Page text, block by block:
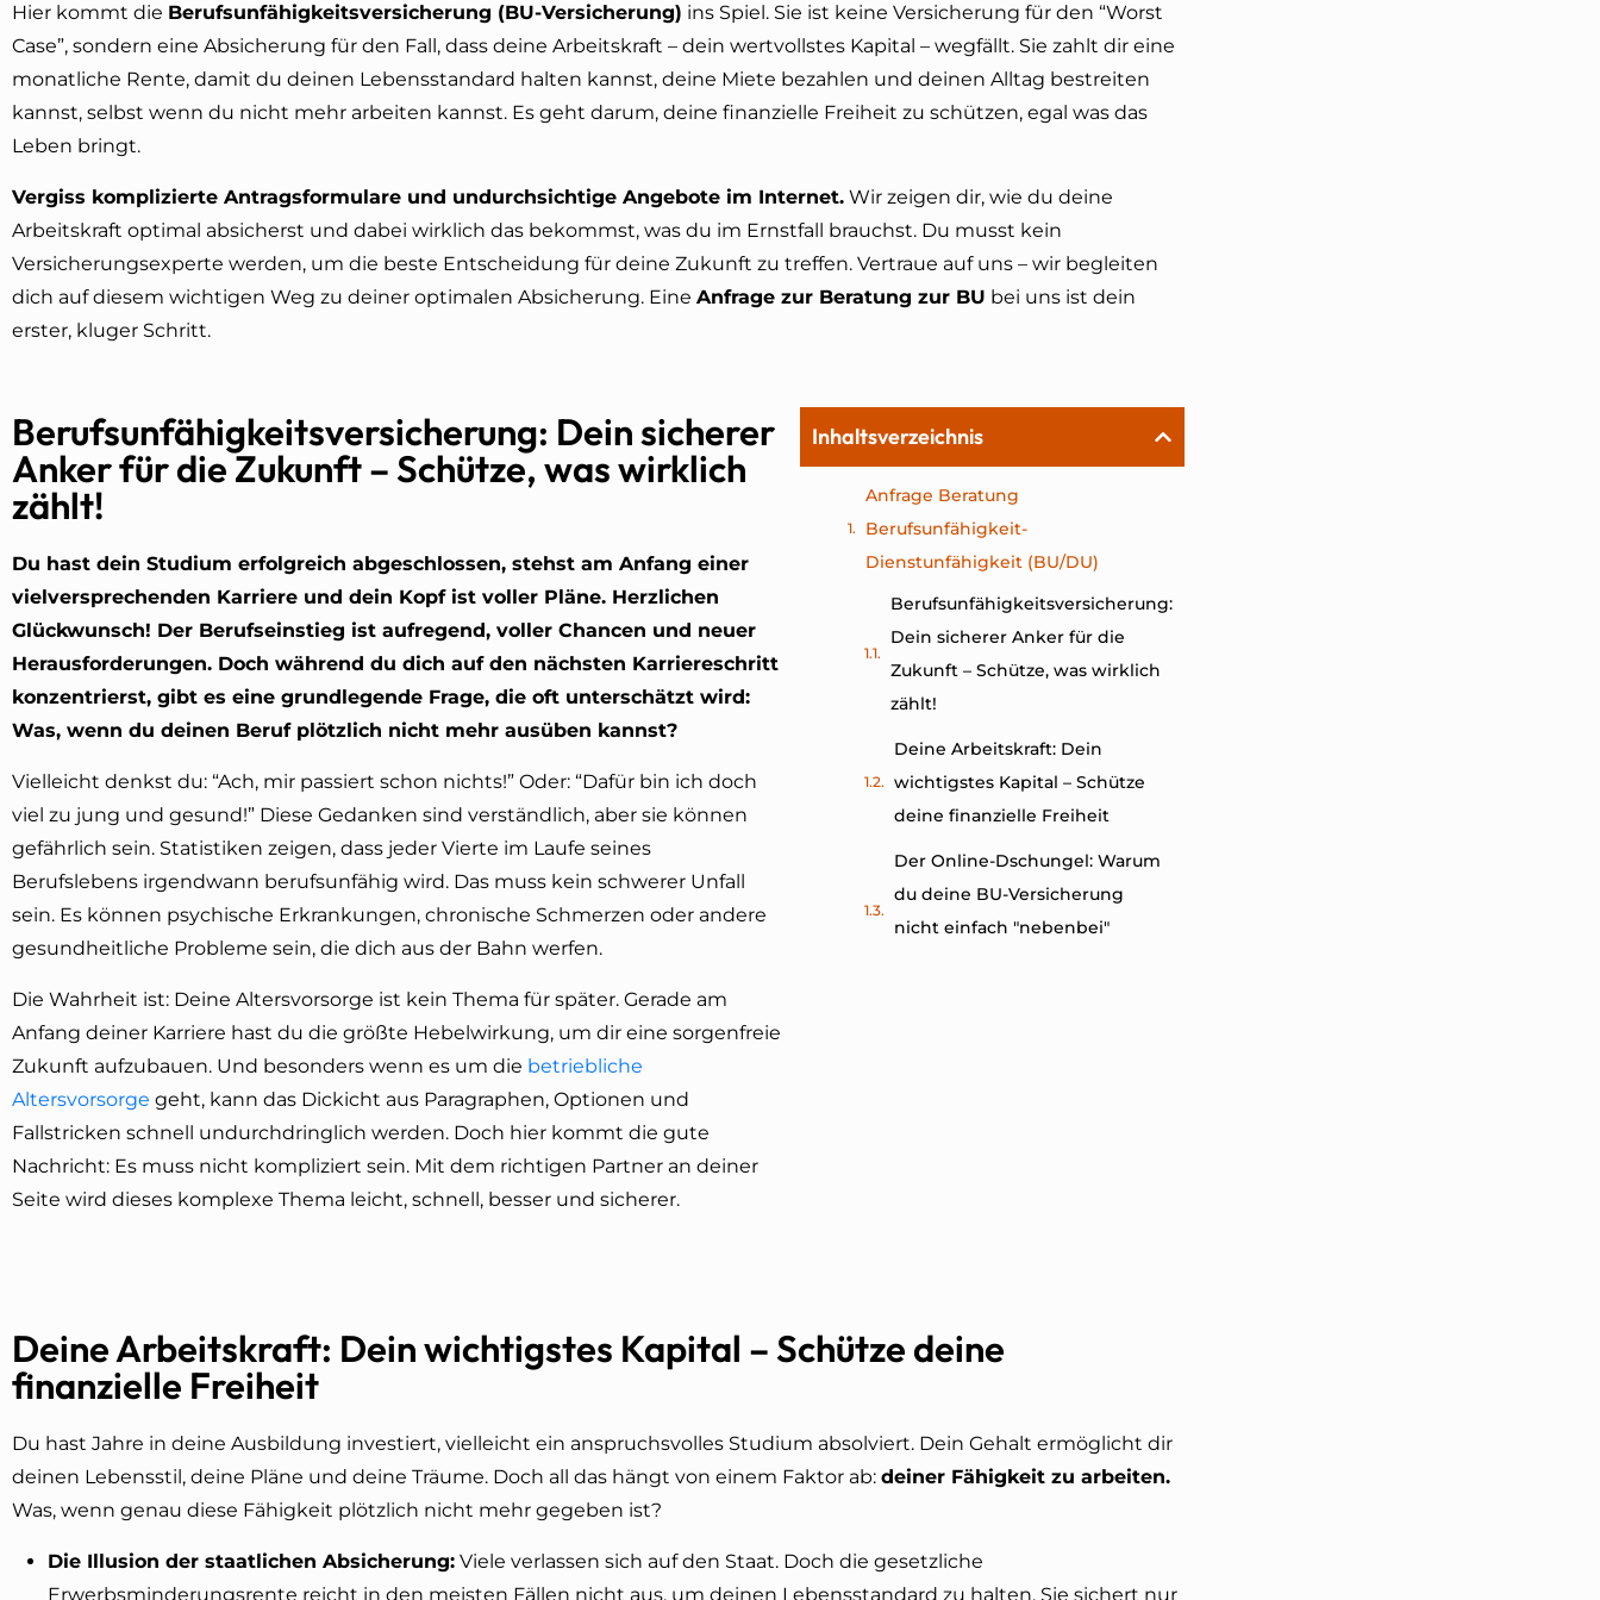
Hier kommt die Berufsunfähigkeitsversicherung (BU-Versicherung) ins Spiel. Sie ist keine Versicherung für den “Worst
Case”, sondern eine Absicherung für den Fall, dass deine Arbeitskraft – dein wertvollstes Kapital – wegfällt. Sie zahlt dir eine
monatliche Rente, damit du deinen Lebensstandard halten kannst, deine Miete bezahlen und deinen Alltag bestreiten
kannst, selbst wenn du nicht mehr arbeiten kannst. Es geht darum, deine finanzielle Freiheit zu schützen, egal was das
Leben bringt.
Vergiss komplizierte Antragsformulare und undurchsichtige Angebote im Internet. Wir zeigen dir, wie du deine
Arbeitskraft optimal absicherst und dabei wirklich das bekommst, was du im Ernstfall brauchst. Du musst kein
Versicherungsexperte werden, um die beste Entscheidung für deine Zukunft zu treffen. Vertraue auf uns – wir begleiten
dich auf diesem wichtigen Weg zu deiner optimalen Absicherung. Eine Anfrage zur Beratung zur BU bei uns ist dein
erster, kluger Schritt.
Berufsunfähigkeitsversicherung: Dein sicherer
Anker für die Zukunft – Schütze, was wirklich
zählt!
Du hast dein Studium erfolgreich abgeschlossen, stehst am Anfang einer
vielversprechenden Karriere und dein Kopf ist voller Pläne. Herzlichen
Glückwunsch! Der Berufseinstieg ist aufregend, voller Chancen und neuer
Herausforderungen. Doch während du dich auf den nächsten Karriereschritt
konzentrierst, gibt es eine grundlegende Frage, die oft unterschätzt wird:
Was, wenn du deinen Beruf plötzlich nicht mehr ausüben kannst?
Vielleicht denkst du: “Ach, mir passiert schon nichts!” Oder: “Dafür bin ich doch
viel zu jung und gesund!” Diese Gedanken sind verständlich, aber sie können
gefährlich sein. Statistiken zeigen, dass jeder Vierte im Laufe seines
Berufslebens irgendwann berufsunfähig wird. Das muss kein schwerer Unfall
sein. Es können psychische Erkrankungen, chronische Schmerzen oder andere
gesundheitliche Probleme sein, die dich aus der Bahn werfen.
Die Wahrheit ist: Deine Altersvorsorge ist kein Thema für später. Gerade am
Anfang deiner Karriere hast du die größte Hebelwirkung, um dir eine sorgenfreie
Zukunft aufzubauen. Und besonders wenn es um die betriebliche
Altersvorsorge geht, kann das Dickicht aus Paragraphen, Optionen und
Fallstricken schnell undurchdringlich werden. Doch hier kommt die gute
Nachricht: Es muss nicht kompliziert sein. Mit dem richtigen Partner an deiner
Seite wird dieses komplexe Thema leicht, schnell, besser und sicherer.
Inhaltsverzeichnis
Anfrage Beratung
Berufsunfähigkeit-
Dienstunfähigkeit (BU/DU)
Berufsunfähigkeitsversicherung:
Dein sicherer Anker für die
Zukunft – Schütze, was wirklich
zählt!
Deine Arbeitskraft: Dein
wichtigstes Kapital – Schütze
deine finanzielle Freiheit
Der Online-Dschungel: Warum
du deine BU-Versicherung
nicht einfach "nebenbei"
Deine Arbeitskraft: Dein wichtigstes Kapital – Schütze deine
finanzielle Freiheit
Du hast Jahre in deine Ausbildung investiert, vielleicht ein anspruchsvolles Studium absolviert. Dein Gehalt ermöglicht dir
deinen Lebensstil, deine Pläne und deine Träume. Doch all das hängt von einem Faktor ab: deiner Fähigkeit zu arbeiten.
Was, wenn genau diese Fähigkeit plötzlich nicht mehr gegeben ist?
Die Illusion der staatlichen Absicherung: Viele verlassen sich auf den Staat. Doch die gesetzliche
Erwerbsminderungsrente reicht in den meisten Fällen nicht aus, um deinen Lebensstandard zu halten. Sie sichert nur